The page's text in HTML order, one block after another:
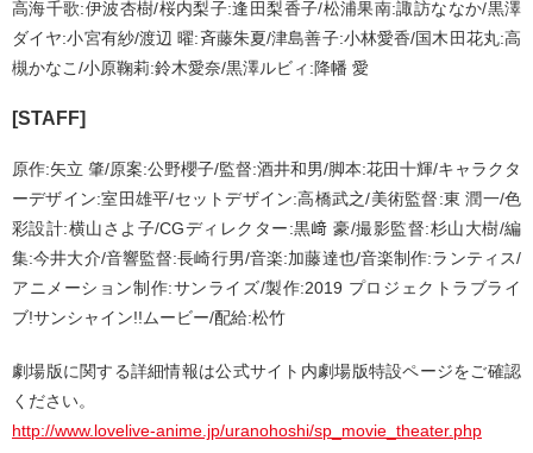
高海千歌:伊波杏樹/桜内梨子:逢田梨香子/松浦果南:諏訪ななか/黒澤
ダイヤ:小宮有紗/渡辺 曜:斉藤朱夏/津島善子:小林愛香/国木田花丸:高
槻かなこ/小原鞠莉:鈴木愛奈/黒澤ルビィ:降幡 愛
[STAFF]
原作:矢立 肇/原案:公野櫻子/監督:酒井和男/脚本:花田十輝/キャラクタ
ーデザイン:室田雄平/セットデザイン:高橋武之/美術監督:東 潤一/色
彩設計:横山さよ子/CGディレクター:黒﨑 豪/撮影監督:杉山大樹/編
集:今井大介/音響監督:長崎行男/音楽:加藤達也/音楽制作:ランティス/
アニメーション制作:サンライズ/製作:2019 プロジェクトラブライ
ブ!サンシャイン!!ムービー/配給:松竹
劇場版に関する詳細情報は公式サイト内劇場版特設ページをご確認
ください。
http://www.lovelive-anime.jp/uranohoshi/sp_movie_theater.php